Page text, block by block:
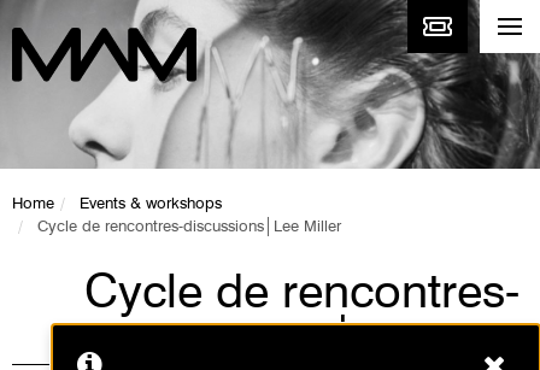
Home
Events & workshops
Cycle de rencontres-discussions│Lee Miller
Cycle de rencontres-
discussions│Lee